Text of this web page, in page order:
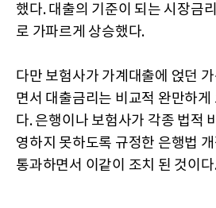
했다. 대출의 기준이 되는 시장금
로 가파르게 상승했다.
다만 보험사가 가계대출에 얹던
면서 대출금리는 비교적 완만하게
다. 은행이나 보험사가 각종 법적
영하지 못하도록 규정한 은행법
통과하면서 이같이 조치 된 것이